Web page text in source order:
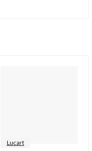
Lucart